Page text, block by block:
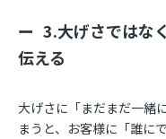
3.大げさではな
伝える
大げさに「まだまだ一緒
まうと、お客様に「誰に